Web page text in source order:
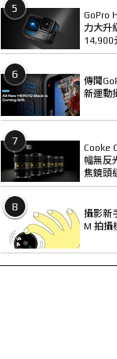
5
GoPro
力大升
14,900
6
傳聞
新運動
7
Cooke
幅無反
焦鏡頭
8
攝影新
M 拍攝